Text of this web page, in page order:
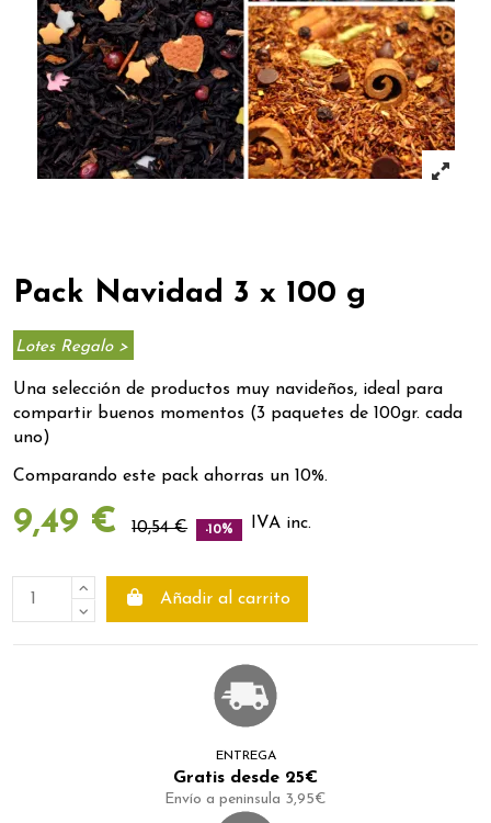
Pack Navidad 3 x 100 g
Lotes Regalo >
Una selección de productos muy navideños, ideal para
compartir buenos momentos (3 paquetes de 100gr. cada
uno)
Comparando este pack ahorras un 10%.
9,49 € 10,54 € -10% IVA inc.
Añadir al carrito
ENTREGA
Gratis desde 25€
Envío a peninsula 3,95€